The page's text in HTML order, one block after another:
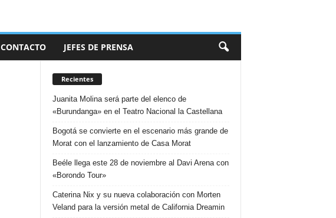
CONTACTO JEFES DE PRENSA
Recientes
Juanita Molina será parte del elenco de
«Burundanga» en el Teatro Nacional la Castellana
Bogotá se convierte en el escenario más grande de
Morat con el lanzamiento de Casa Morat
Beéle llega este 28 de noviembre al Davi Arena con
«Borondo Tour»
Caterina Nix y su nueva colaboración con Morten
Veland para la versión metal de California Dreamin